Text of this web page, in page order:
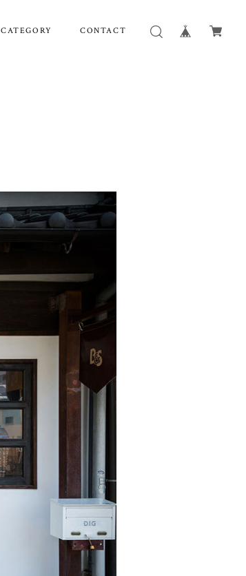
CATEGORY CONTACT